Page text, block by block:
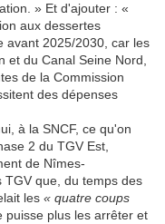
» Et d'ajouter : «
aux dessertes
avant 2025/2030, car les
et du Canal Seine Nord,
de la Commission
des dépenses
à la SNCF, ce qu'on
2 du TGV Est,
de Nîmes-
TGV que, du temps des
les « quatre coups
puisse plus les arrêter et